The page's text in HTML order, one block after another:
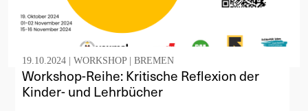
19.10.2024 | WORKSHOP BREMEN
Workshop-Reihe: Kritische Reflexion der
Kinder- und Lehrbücher